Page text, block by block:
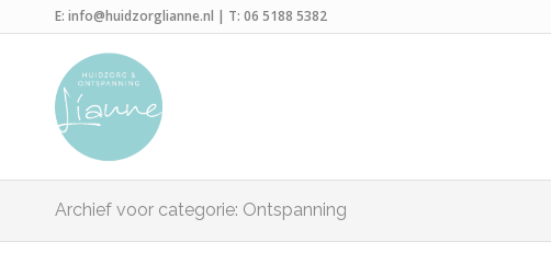
E: info@huidzorglianne.nl | T: 06 5188 5382
Archief voor categorie: Ontspanning